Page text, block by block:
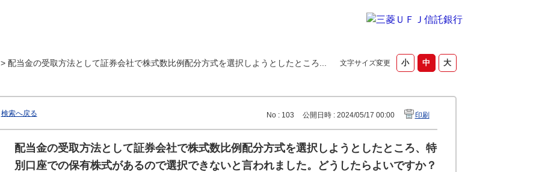
文字サイズ変更
> 配当金の受取方法として証券会社で株式数比例配分方式を選択しようとしたところ...
検索へ戻る No : 103 公開日時 : 2024/05/17 00:00 印刷
配当金の受取方法として証券会社で株式数比例配分方式を選択しようとしたところ、特
別口座での保有株式があるので選択できないと言われました。どうしたらよいですか？